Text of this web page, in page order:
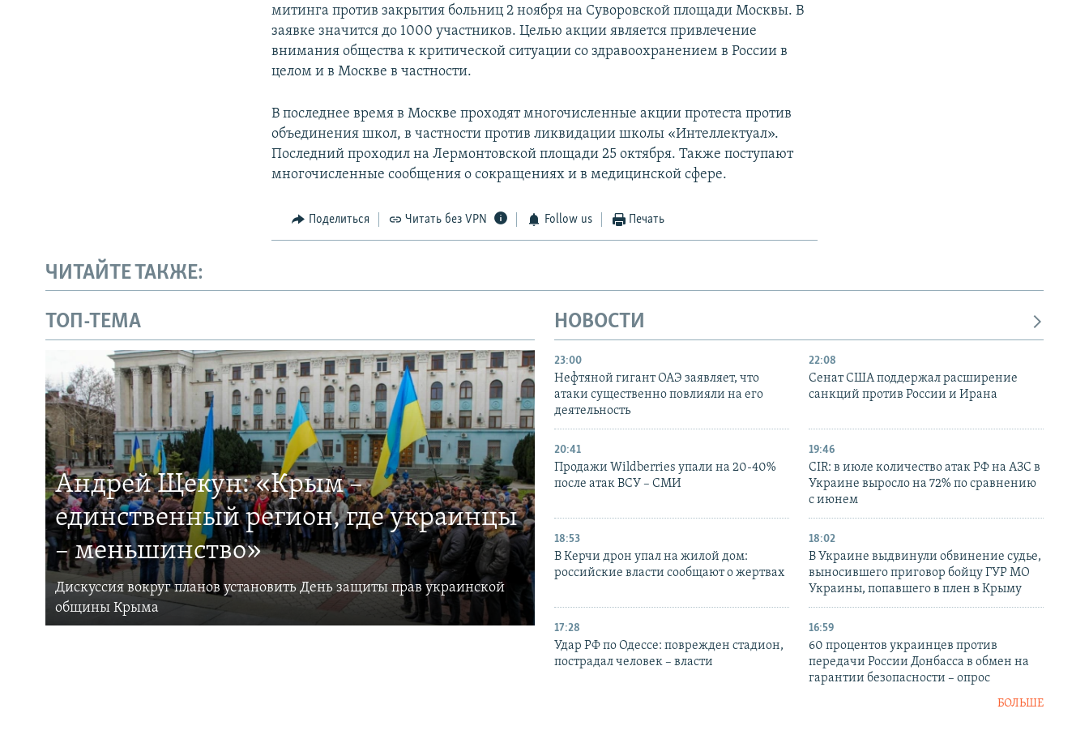
митинга против закрытия больниц 2 ноября на Суворовской площади Москвы. В
заявке значится до 1000 участников. Целью акции является привлечение
внимания общества к критической ситуации со здравоохранением в России в
целом и в Москве в частности.
В последнее время в Москве проходят многочисленные акции протеста против
объединения школ, в частности против ликвидации школы «Интеллектуал».
Последний проходил на Лермонтовской площади 25 октября. Также поступают
многочисленные сообщения о сокращениях и в медицинской сфере.
Поделиться Читать без VPN Follow us Печать
ЧИТАЙТЕ ТАКЖЕ:
ТОП-ТЕМА
Андрей Щекун: «Крым –
единственный регион, где украинцы
– меньшинство»
Дискуссия вокруг планов установить День защиты прав украинской
общины Крыма
НОВОСТИ
23:00
Нефтяной гигант ОАЭ заявляет, что
атаки существенно повлияли на его
деятельность
22:08
Сенат США поддержал расширение
санкций против России и Ирана
20:41
Продажи Wildberries упали на 20-40%
после атак ВСУ – СМИ
19:46
CIR: в июле количество атак РФ на АЗС в
Украине выросло на 72% по сравнению
с июнем
18:53
В Керчи дрон упал на жилой дом:
российские власти сообщают о жертвах
18:02
В Украине выдвинули обвинение судье,
выносившего приговор бойцу ГУР МО
Украины, попавшего в плен в Крыму
17:28
Удар РФ по Одессе: поврежден стадион,
пострадал человек – власти
16:59
60 процентов украинцев против
передачи России Донбасса в обмен на
гарантии безопасности – опрос
БОЛЬШЕ